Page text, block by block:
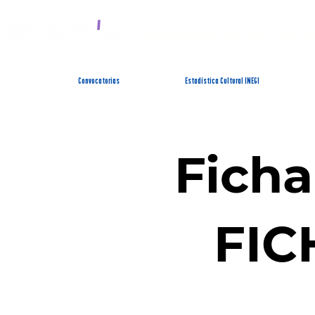
Convocatorias Estadística Cultural INEGI